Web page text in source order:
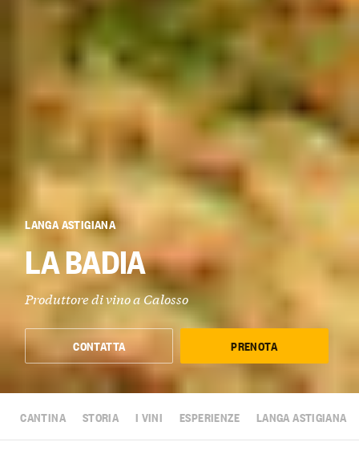
LANGA ASTIGIANA
LA BADIA
Produttore di vino a Calosso
CONTATTA PRENOTA
CANTINA STORIA I VINI ESPERIENZE LANGA ASTIGIANA